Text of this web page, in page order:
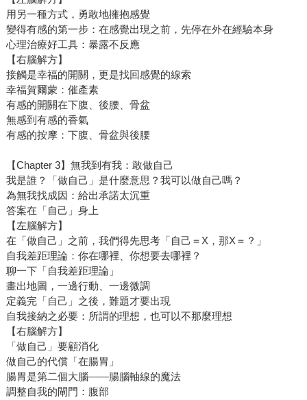
用另一種方式，勇敢地擁抱感覺
變得有感的第一步：在感覺出現之前，先停在外在經驗本身
心理治療好工具：暴露不反應
【右腦解方】
接觸是幸福的開關，更是找回感覺的線索
幸福賀爾蒙：催產素
有感的開關在下腹、後腰、骨盆
無感到有感的香氣
有感的按摩：下腹、骨盆與後腰
【Chapter 3】無我到有我：敢做自己
我是誰？「做自己」是什麼意思？我可以做自己嗎？
為無我找成因：給出承諾太沉重
答案在「自己」身上
【左腦解方】
在「做自己」之前，我們得先思考「自己＝X，那X＝？」
自我差距理論：你在哪裡、你想要去哪裡？
聊一下「自我差距理論」
畫出地圖，一邊行動、一邊微調
定義完「自己」之後，難題才要出現
自我接納之必要：所謂的理想，也可以不那麼理想
【右腦解方】
「做自己」要顧消化
做自己的代償「在腸胃」
腸胃是第二個大腦——腸腦軸線的魔法
調整自我的閘門：腹部